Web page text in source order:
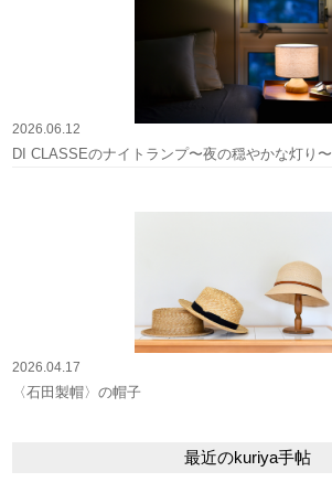
2026.06.12
DI CLASSEのナイトランプ〜夜の穏やかな灯り〜
2026.04.17
〈石田製帽〉の帽子
最近のkuriya手帖